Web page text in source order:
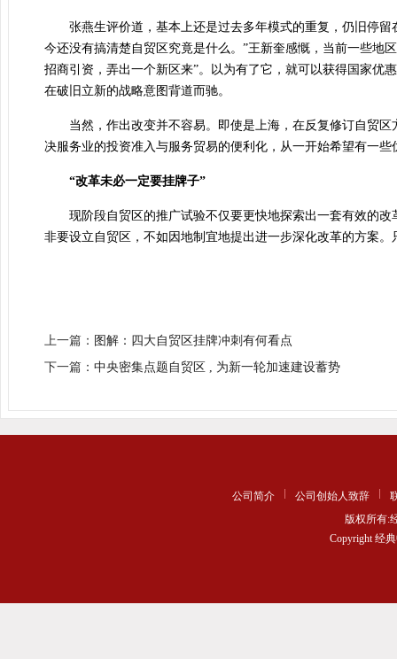
张燕生评价道，基本上还是过去多年模式的重复，仍旧停留
今还没有搞清楚自贸区究竟是什么。”王新奎感慨，当前一些地
招商引资，弄出一个新区来”。以为有了它，就可以获得国家优
在破旧立新的战略意图背道而驰。
当然，作出改变并不容易。即使是上海，在反复修订自贸区
决服务业的投资准入与服务贸易的便利化， 从一开始希望有一些
“改革未必一定要挂牌子”
现阶段自贸区的推广试验不仅要更快地探索出一套有效的改
非要设立自贸区，不如因地制宜地提出进一步深化改革的方案
上一篇： 图解：四大自贸区挂牌冲刺有何看点
下一篇： 中央密集点题自贸区 , 为新一轮加速建设蓄势
公司简介 公司创始人致辞
版权所有:
Copyright 经